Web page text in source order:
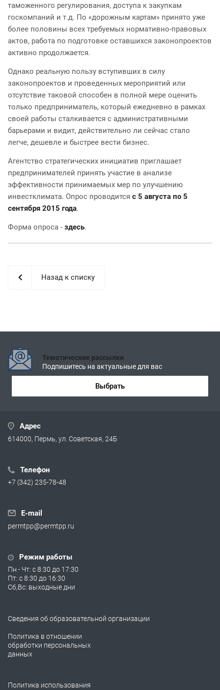
таможенного регулирования, доступа к закупкам
госкомпаний и т.д. По «дорожным картам» принято уже
более половины всех требуемых нормативно-правовых
актов, работа по подготовке оставшихся законопроектов
активно продолжается.
Однако реальную пользу вступивших в силу
законопроектов и проведенных мероприятий или
отсутствие таковой способен в полной мере оценить
только предприниматель, который ежедневно в рамках
своей работы сталкивается с административными
барьерами и видит, действительно ли сейчас стало
легче, дешевле и быстрее вести бизнес.
Агентство стратегических инициатив приглашает
предпринимателей принять участие в анализе
эффективности принимаемых мер по улучшению
инвестклимата. Опрос проводится с 5 августа по 5
сентября 2015 года.
Форма опроса - здесь.
Назад к списку
Тематические рассылки
Подпишитесь на актуальные для вас
Выбрать
Адрес
614000, Пермь, ул. Советская, 24Б
Телефон
+7 (342) 235-78-48
E-mail
permtpp@permtpp.ru
Режим работы
Пн - Чт: с 8:30 до 17:30
Пт: с 8:30 до 16:30
Сб,Вс: выходные дни
Сведения об образовательной организации
Политика в отношении
обработки персональных
данных
Политика использования